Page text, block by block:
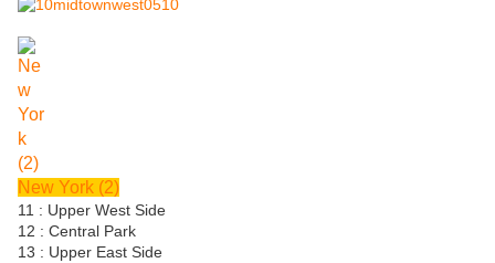
New York (2)
11 : Upper West Side
12 : Central Park
13 : Upper East Side